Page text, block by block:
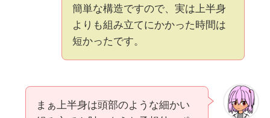
簡単な構造ですので、実は上半身
よりも組み立てにかかった時間は
短かったです。
まぁ上半身は頭部のような細かい